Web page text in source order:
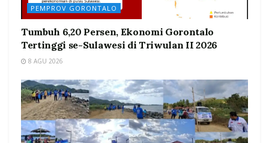
PEMPROV GORONTALO
Tumbuh 6,20 Persen, Ekonomi Gorontalo
Tertinggi se-Sulawesi di Triwulan II 2026
8 AGU 2026